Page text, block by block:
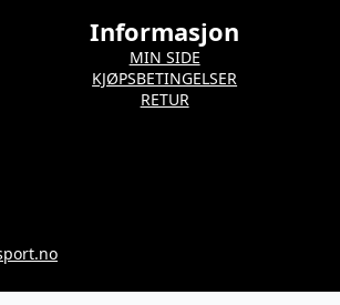
Informasjon
MIN SIDE
KJØPSBETINGELSER
RETUR